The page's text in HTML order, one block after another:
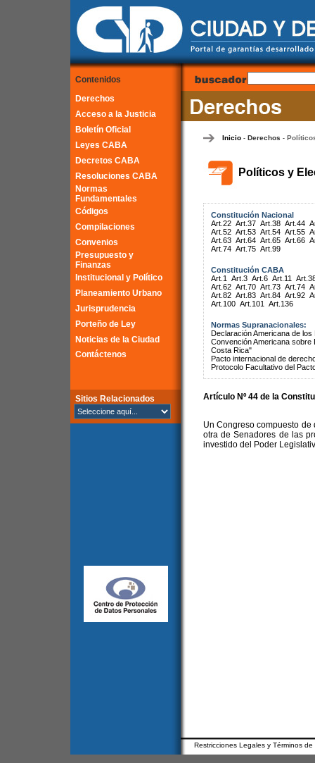
Contenidos
Derechos
Acceso a la Justicia
Boletín Oficial
Leyes CABA
Decretos CABA
Resoluciones CABA
Normas
Fundamentales
Códigos
Compilaciones
Convenios
Presupuesto y
Finanzas
Institucional y Político
Planeamiento Urbano
Jurisprudencia
Porteño de Ley
Noticias de la Ciudad
Contáctenos
Sitios Relacionados
Inicio- Derechos -
Políticos y
Constitución Nacional
Art.22 Art.37 Art.38 Art.44
Art.52 Art.53 Art.54 Art.55
Art.63 Art.64 Art.65 Art.66
Art.74 Art.75 Art.99
Constitución CABA
Art.1
Art.3 Art.6 Art.11
Art.62 Art.70 Art.73 Art.74
Art.82 Art.83 Art.84 Art.92
Art.100 Art.101 Art.136
Normas Supranacionales:
Declaración Americana de
Convención Americana
Costa Rica"
Pacto internacional de
Protocolo Facultativo del
Artículo Nº 44 de la
Un Congreso compuesto
otra de Senadores de las
investido del Poder
Restricciones Legales y Términos de